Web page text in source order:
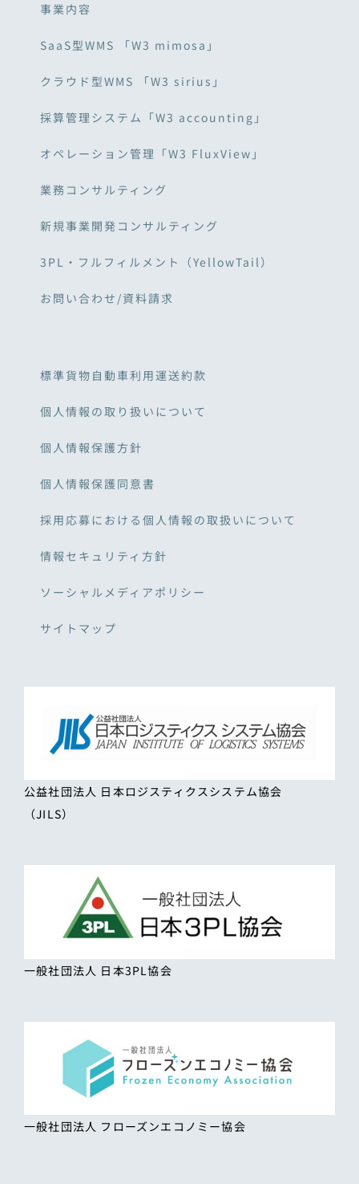
事業内容
SaaS型WMS 「W3 mimosa」
クラウド型WMS 「W3 sirius」
採算管理システム「W3 accounting」
オペレーション管理「W3 FluxView」
業務コンサルティング
新規事業開発コンサルティング
3PL・フルフィルメント（YellowTail）
お問い合わせ/資料請求
標準貨物自動車利用運送約款
個人情報の取り扱いについて
個人情報保護方針
個人情報保護同意書
採用応募における個人情報の取扱いについて
情報セキュリティ方針
ソーシャルメディアポリシー
サイトマップ
公益社団法人 日本ロジスティクスシステム協会
（JILS）
一般社団法人 日本3PL協会
一般社団法人 フローズンエコノミー協会